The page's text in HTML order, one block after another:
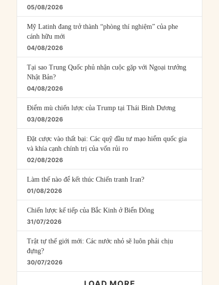
05/08/2026
Mỹ Latinh đang trở thành “phòng thí nghiệm” của phe
cánh hữu mới
04/08/2026
Tại sao Trung Quốc phủ nhận cuộc gặp với Ngoại trưởng
Nhật Bản?
04/08/2026
Điểm mù chiến lược của Trump tại Thái Bình Dương
03/08/2026
Đặt cược vào thất bại: Các quỹ đầu tư mạo hiểm quốc gia
và khía cạnh chính trị của vốn rủi ro
02/08/2026
Làm thế nào để kết thúc Chiến tranh Iran?
01/08/2026
Chiến lược kế tiếp của Bắc Kinh ở Biển Đông
31/07/2026
Trật tự thế giới mới: Các nước nhỏ sẽ luôn phải chịu
đựng?
30/07/2026